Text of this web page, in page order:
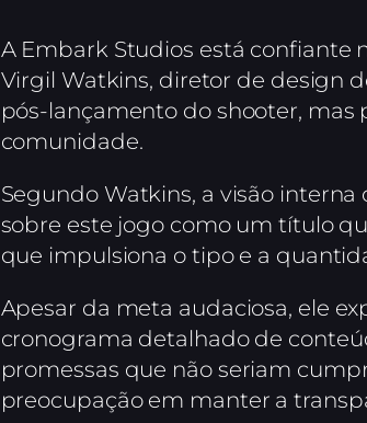
A Embark Studios está confiante
Virgil Watkins, diretor de design
pós-lançamento do shooter, mas
comunidade.
Segundo Watkins, a visão interna
sobre este jogo como um título
que impulsiona o tipo e a
Apesar da meta audaciosa, ele
cronograma detalhado de
promessas que não seriam
preocupação em manter a